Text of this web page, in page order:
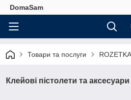
DomaSam
Товари та послуги ROZETKA
Клейові пістолети та аксесуари